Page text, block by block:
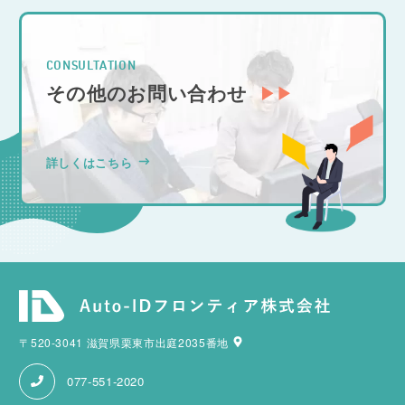
CONSULTATION
その他のお問い合わせ
詳しくはこちら
〒520-3041 滋賀県栗東市出庭2035番地
077-551-2020